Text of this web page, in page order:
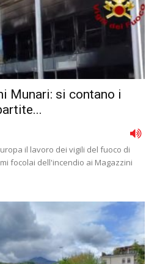
Munari: si contano i
il lavoro dei vigili del fuoco di
focolai dell'incendio ai Magazzini